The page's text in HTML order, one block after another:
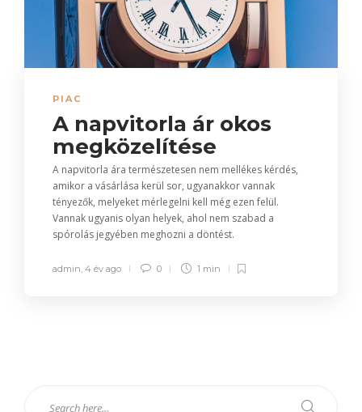
PIAC
A napvitorla ár okos
megközelítése
A napvitorla ára természetesen nem mellékes kérdés,
amikor a vásárlása kerül sor, ugyanakkor vannak
tényezők, melyeket mérlegelni kell még ezen felül.
Vannak ugyanis olyan helyek, ahol nem szabad a
spórolás jegyében meghozni a döntést.
admin, 4 év ago 0 1 min